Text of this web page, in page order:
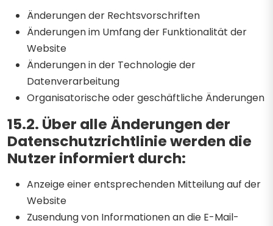
Änderungen der Rechtsvorschriften
Änderungen im Umfang der Funktionalität der
Website
Änderungen in der Technologie der
Datenverarbeitung
Organisatorische oder geschäftliche Änderungen
15.2. Über alle Änderungen der
Datenschutzrichtlinie werden die
Nutzer informiert durch:
Anzeige einer entsprechenden Mitteilung auf der
Website
Zusendung von Informationen an die E-Mail-